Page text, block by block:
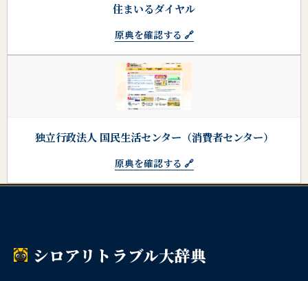
住まいるダイヤル
原典を確認する 🔗
独立行政法人 国民生活センター（消費者センター）
原典を確認する 🔗
シロアリトラブル大辞典